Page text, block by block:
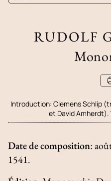
RUDOLF
Introduction: Clemens Schlip
et David Amherdt).
Date de composition:
1541.